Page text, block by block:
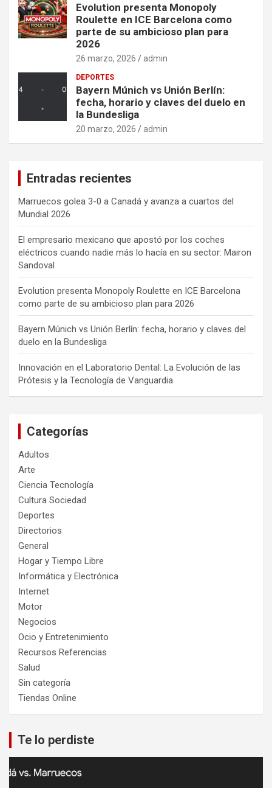
Evolution presenta Monopoly
Roulette en ICE Barcelona como
parte de su ambicioso plan para
2026
26 marzo, 2026 admin
DEPORTES
Bayern Múnich vs Unión Berlín:
fecha, horario y claves del duelo en
la Bundesliga
20 marzo, 2026 admin
Entradas recientes
Marruecos golea 3-0 a Canadá y avanza a cuartos del
Mundial 2026
El empresario mexicano que apostó por los coches
eléctricos cuando nadie más lo hacía en su sector: Mairon
Sandoval
Evolution presenta Monopoly Roulette en ICE Barcelona
como parte de su ambicioso plan para 2026
Bayern Múnich vs Unión Berlín: fecha, horario y claves del
duelo en la Bundesliga
Innovación en el Laboratorio Dental: La Evolución de las
Prótesis y la Tecnología de Vanguardia
Categorías
Adultos
Arte
Ciencia Tecnología
Cultura Sociedad
Deportes
Directorios
General
Hogar y Tiempo Libre
Informática y Electrónica
Internet
Motor
Negocios
Ocio y Entretenimiento
Recursos Referencias
Salud
Sin categoría
Tiendas Online
Te lo perdiste